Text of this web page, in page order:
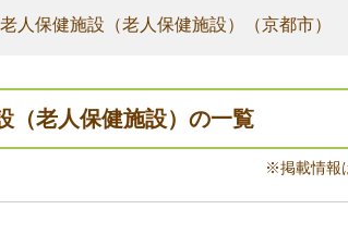
人保健施設（老人保健施設）（京都市）
（老人保健施設）の一覧
※掲載情報